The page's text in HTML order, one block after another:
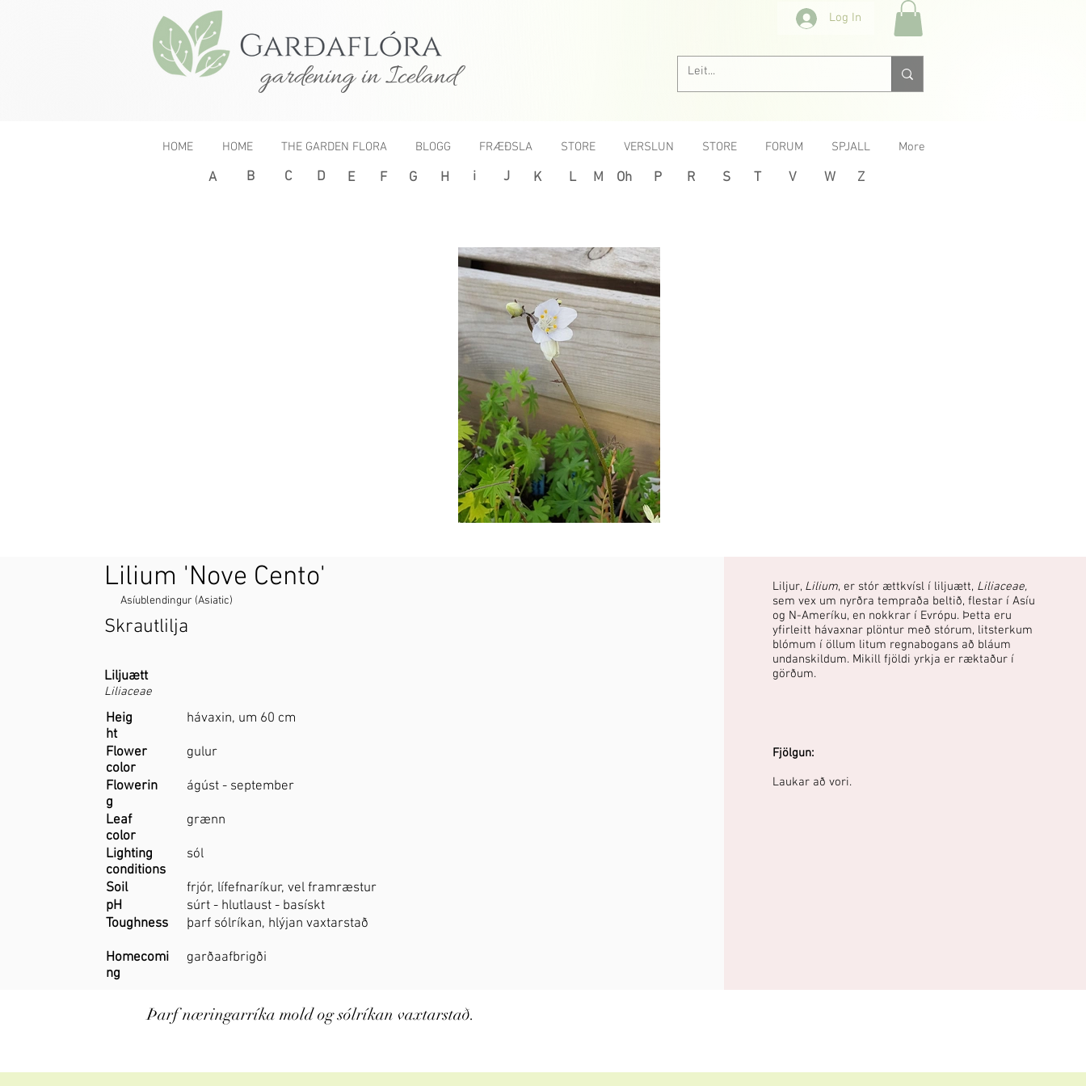
gardening in Iceland
Log In
HOME HOME THE GARDEN FLORA BLOGG FRÆÐSLA STORE VERSLUN STORE FORUM SPJALL More
< PreviousA B C D E F G H i J K L M Oh P R S T V W Z
Lilium 'Nove Cento'
Asíublendingur (Asiatic)
Skrautlilja
Liljuætt
Liliaceae
Heig
ht
hávaxin, um 60 cm
Flower
color
gulur
Flowerin
g
ágúst - september
Leaf
color
grænn
Lighting
conditions
sól
Soil
frjór, lífefnaríkur, vel framræstur
pH
súrt - hlutlaust - basískt
Toughness
þarf sólríkan, hlýjan vaxtarstað
Homecomi
ng
garðaafbrigði
Liljur, Lilium, er stór ættkvísl í liljuætt, Liliaceae,
sem vex um nyrðra tempraða beltið, flestar í Asíu
og N-Ameríku, en nokkrar í Evrópu. Þetta eru
yfirleitt hávaxnar plöntur með stórum, litsterkum
blómum í öllum litum regnabogans að bláum
undanskildum. Mikill fjöldi yrkja er ræktaður í
görðum.
Fjölgun:
Laukar að vori.
Þarf næringarríka mold og sólríkan vaxtarstað.